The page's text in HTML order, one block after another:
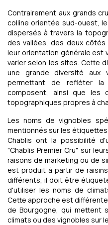
Contrairement aux grands
colline orientée sud-ouest,
dispersés à travers la
des vallées, des deux côtés
leur orientation générale est
varier selon les sites. Cette
une grande diversité aux
permettant de refléter
composent, ainsi que les
topographiques propres à
Les noms de vignobles
mentionnés sur les
Chablis ont la possibilité
"Chablis Premier Cru" sur
raisons de marketing ou de
est produit à partir de
différents, il doit être
d'utiliser les noms de
Cette approche est
de Bourgogne, qui mettent
climats ou des vignobles sur